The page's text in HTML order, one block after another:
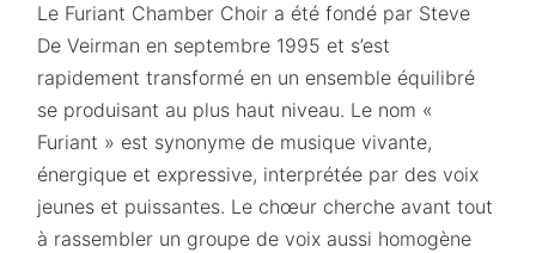
Le Furiant Chamber Choir a été fondé par Steve
De Veirman en septembre 1995 et s’est
rapidement transformé en un ensemble équilibré
se produisant au plus haut niveau. Le nom «
Furiant » est synonyme de musique vivante,
énergique et expressive, interprétée par des voix
jeunes et puissantes. Le chœur cherche avant tout
à rassembler un groupe de voix aussi homogène